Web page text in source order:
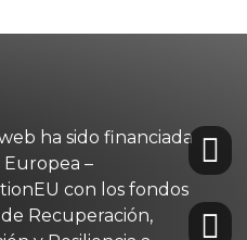
ha sido financiada
–
con los fondos
Recuperación,